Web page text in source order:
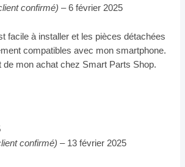
confirmé) – 6 février 2025
facile à installer et les pièces détachées
compatibles avec mon smartphone.
de mon achat chez Smart Parts Shop.
confirmé) – 13 février 2025